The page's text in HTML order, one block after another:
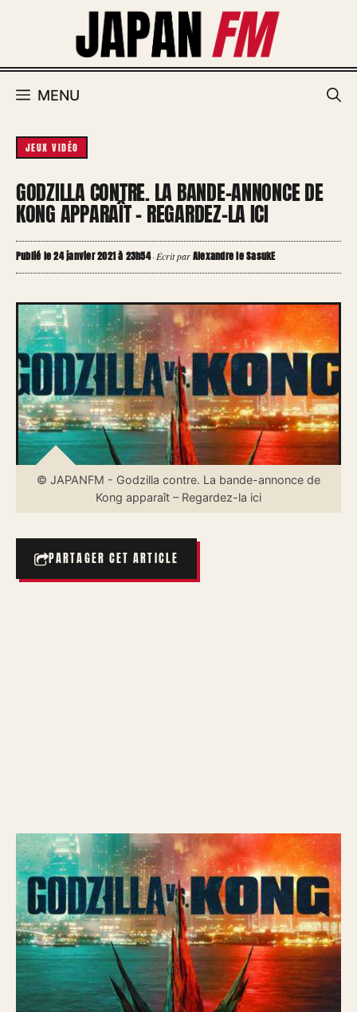
MENU
JEUX VIDÉO
GODZILLA CONTRE. LA BANDE-ANNONCE DE
KONG APPARAÎT – REGARDEZ-LA ICI
Publié le 24 janvier 2021 à 23h54·Écrit parAlexandre le SasukE
© JAPANFM - Godzilla contre. La bande-annonce de
Kong apparaît – Regardez-la ici
PARTAGER CET ARTICLE